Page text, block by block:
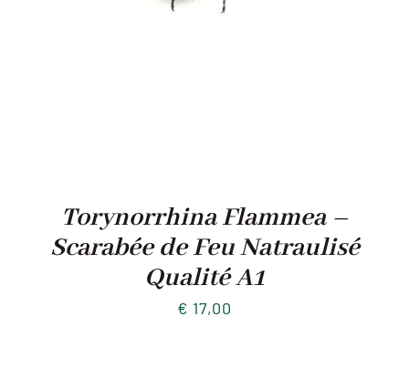
Torynorrhina Flammea –
Scarabée de Feu Natraulisé
Qualité A1
€ 17,00